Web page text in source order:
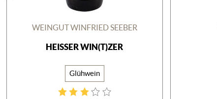
WEINGUT WINFRIED SEEBER
HEISSER WIN(T)ZER
Glühwein